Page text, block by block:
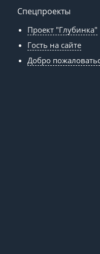
Спецпроекты
Проект "Глубинка"
Гость на сайте
Добро